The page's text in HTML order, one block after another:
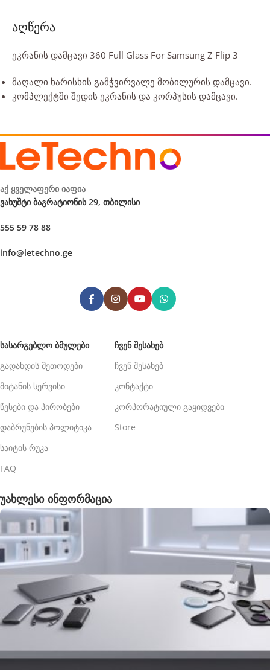
აღწერა
ეკრანის დამცავი 360 Full Glass For Samsung Z Flip 3
მაღალი ხარისხის გამჭვირვალე მობილურის დამცავი.
კომპლექტში შედის ეკრანის და კორპუსის დამცავი.
აქ ყველაფერი იაფია
ვახუშტი ბაგრატიონის 29, თბილისი
555 59 78 88
info@letechno.ge
ᲡᲐᲡᲐᲠᲒᲔᲑᲚᲝ ᲑᲛᲣᲚᲔᲑᲘ
გადახდის მეთოდები
მიტანის სერვისი
წესები და პირობები
დაბრუნების პოლიტიკა
საიტის რუკა
FAQ
ᲩᲕᲔᲜ ᲨᲔᲡᲐᲮᲔᲑ
ჩვენ შესახებ
კონტაქტი
კორპორატიული გაყიდვები
Store
უახლესი ინფორმაცია